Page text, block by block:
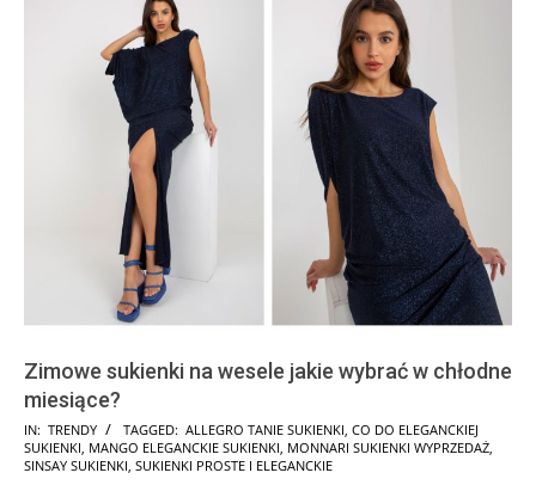
Zimowe sukienki na wesele jakie wybrać w chłodne
miesiące?
2026-
01-
IN: TRENDY TAGGED: ALLEGRO TANIE SUKIENKI CO DO ELEGANCKIEJ
SUKIENKI MANGO ELEGANCKIE SUKIENKI MONNARI SUKIENKI WYPRZEDAŻ
SINSAY SUKIENKI SUKIENKI PROSTE I ELEGANCKIE